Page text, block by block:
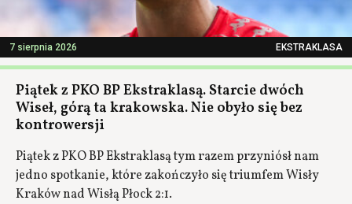
7 sierpnia 2026 EKSTRAKLASA
Piątek z PKO BP Ekstraklasą. Starcie dwóch
Wiseł, górą ta krakowska. Nie obyło się bez
kontrowersji
Piątek z PKO BP Ekstraklasą tym razem przyniósł nam
jedno spotkanie, które zakończyło się triumfem Wisły
Kraków nad Wisłą Płock 2:1.